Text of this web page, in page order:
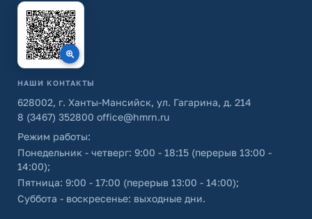
НАШИ КОНТАКТЫ
628002, г. Ханты-Мансийск, ул. Гагарина, д. 214
8 (3467) 352800 office@hmrn.ru
Режим работы:
Понедельник - четверг: 9:00 - 18:15 (перерыв 13:00 -
14:00);
Пятница: 9:00 - 17:00 (перерыв 13:00 - 14:00);
Суббота - воскресенье: выходные дни.